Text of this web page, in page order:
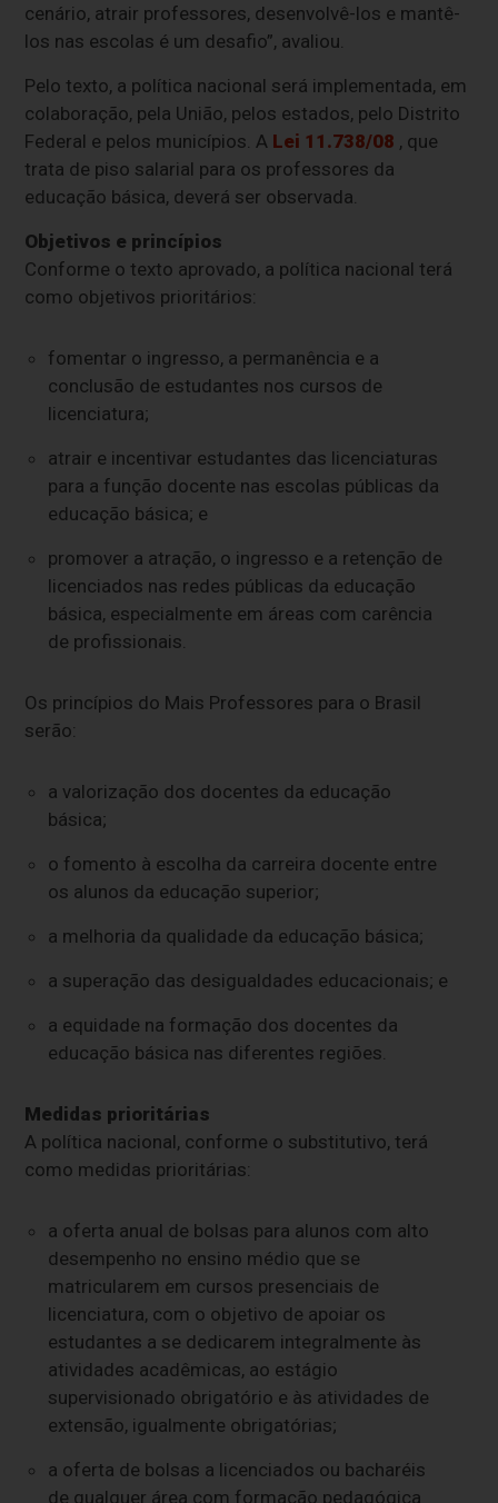
cenário, atrair professores, desenvolvê-los e mantê-
los nas escolas é um desafio”, avaliou.
Pelo texto, a política nacional será implementada, em
colaboração, pela União, pelos estados, pelo Distrito
Federal e pelos municípios. A Lei 11.738/08 , que
trata de piso salarial para os professores da
educação básica, deverá ser observada.
Objetivos e princípios
Conforme o texto aprovado, a política nacional terá
como objetivos prioritários:
fomentar o ingresso, a permanência e a
conclusão de estudantes nos cursos de
licenciatura;
atrair e incentivar estudantes das licenciaturas
para a função docente nas escolas públicas da
educação básica; e
promover a atração, o ingresso e a retenção de
licenciados nas redes públicas da educação
básica, especialmente em áreas com carência
de profissionais.
Os princípios do Mais Professores para o Brasil
serão:
a valorização dos docentes da educação
básica;
o fomento à escolha da carreira docente entre
os alunos da educação superior;
a melhoria da qualidade da educação básica;
a superação das desigualdades educacionais; e
a equidade na formação dos docentes da
educação básica nas diferentes regiões.
Medidas prioritárias
A política nacional, conforme o substitutivo, terá
como medidas prioritárias:
a oferta anual de bolsas para alunos com alto
desempenho no ensino médio que se
matricularem em cursos presenciais de
licenciatura, com o objetivo de apoiar os
estudantes a se dedicarem integralmente às
atividades acadêmicas, ao estágio
supervisionado obrigatório e às atividades de
extensão, igualmente obrigatórias;
a oferta de bolsas a licenciados ou bacharéis
de qualquer área com formação pedagógica